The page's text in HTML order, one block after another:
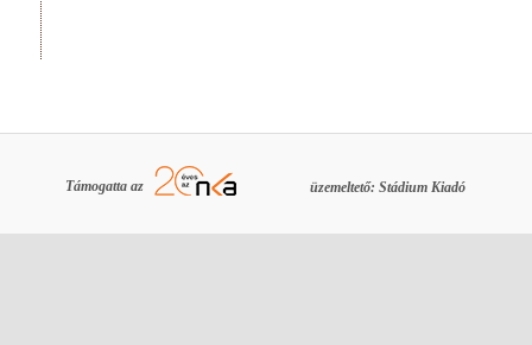
Támogatta az üzemeltető: Stádium Kiadó